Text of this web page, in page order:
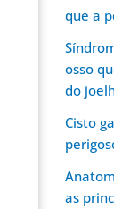
que a
osso
do
Cisto
as